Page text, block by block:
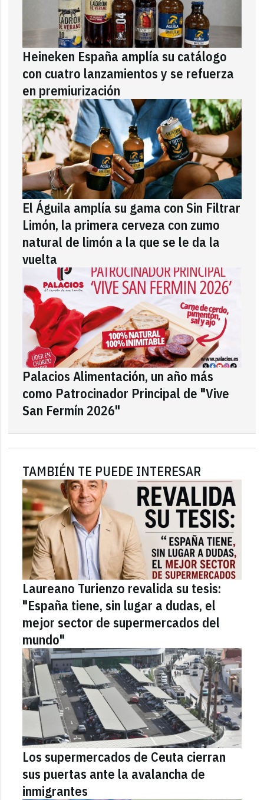
Heineken España amplía su catálogo
con cuatro lanzamientos y se refuerza
en premiurización
El Águila amplía su gama con Sin Filtrar
Limón, la primera cerveza con zumo
natural de limón a la que se le da la
vuelta
Palacios Alimentación, un año más
como Patrocinador Principal de "Vive
San Fermín 2026"
TAMBIÉN TE PUEDE INTERESAR
Laureano Turienzo revalida su tesis:
"España tiene, sin lugar a dudas, el
mejor sector de supermercados del
mundo"
Los supermercados de Ceuta cierran
sus puertas ante la avalancha de
inmigrantes